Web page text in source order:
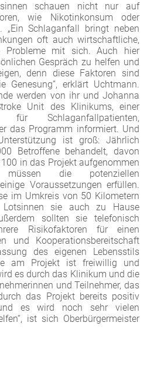
schauen nicht nur auf
wie Nikotinkonsum oder
„Ein Schlaganfall bringt neben
oft auch wirtschaftliche,
Probleme mit sich. Auch hier
Gespräch zu helfen und
denn diese Faktoren sind
Genesung“, erklärt Uchtmann.
werden von ihr und Johanna
Unit des Klinikums, einer
Schlaganfallpatienten,
das Programm informiert. Und
ist groß: Jährlich
Betroffene behandelt, davon
in das Projekt aufgenommen
die potenziellen
Voraussetzungen erfüllen.
im Umkreis von 50 Kilometern
sie auch zu Hause
sollten sie telefonisch
Risikofaktoren für einen
und Kooperationsbereitschaft
des eigenen Lebensstils
am Projekt ist freiwillig und
es durch das Klinikum und die
und Teilnehmer, das
das Projekt bereits positiv
es wird noch sehr vielen
ist sich Oberbürgermeister